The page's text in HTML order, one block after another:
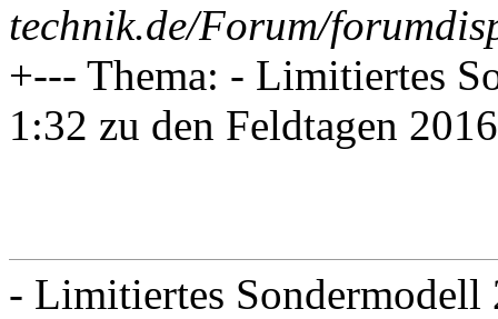
technik.de/Forum/
+--- Thema: - Limitiertes
1:32 zu den Feldtagen
- Limitiertes Sondermodell